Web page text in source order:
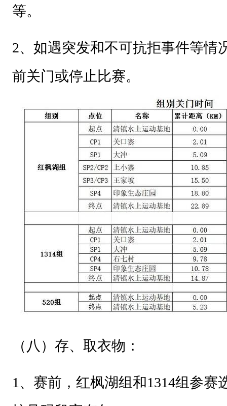
等。
2、 如遇突发和不可抗拒事件等情
前关门或停止比赛。
（八）存、取衣物：
1 、赛前，红枫湖组和1314组参赛